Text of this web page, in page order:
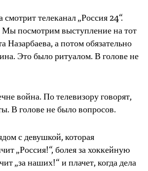
телеканал „Россия 24“.
посмотрим выступление на тот
Назарбаева, а потом обязательно
Это было ритуалом. В голове не
война. По телевизору говорят,
В голове не было вопросов.
с девушкой, которая
„Россия!“, болея за хоккейную
„за наших!“ и плачет, когда дела